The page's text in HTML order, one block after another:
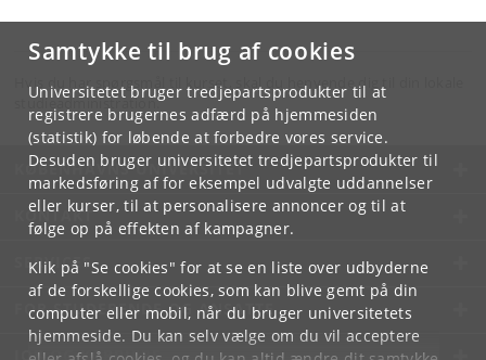
Samtykke til brug af cookies
Universitetet bruger tredjepartsprodukter til at
registrere brugernes adfærd på hjemmesiden
(statistik) for løbende at forbedre vores service.
Desuden bruger universitetet tredjepartsprodukter til
markedsføring af for eksempel udvalgte uddannelser
eller kurser, til at personalisere annoncer og til at
følge op på effekten af kampagner.
Klik på "Se cookies" for at se en liste over udbyderne
af de forskellige cookies, som kan blive gemt på din
computer eller mobil, når du bruger universitetets
hjemmeside. Du kan selv vælge om du vil acceptere
Hvis du har spørgsmål til kurset, skal du henvende dig til din lokale
studieadministration.
KØBENHAVNS UNIVERSITET
KONTAKT
SERVICES
FOR STUDERENDE OG ANSATTE
JOB OG KARRIERE